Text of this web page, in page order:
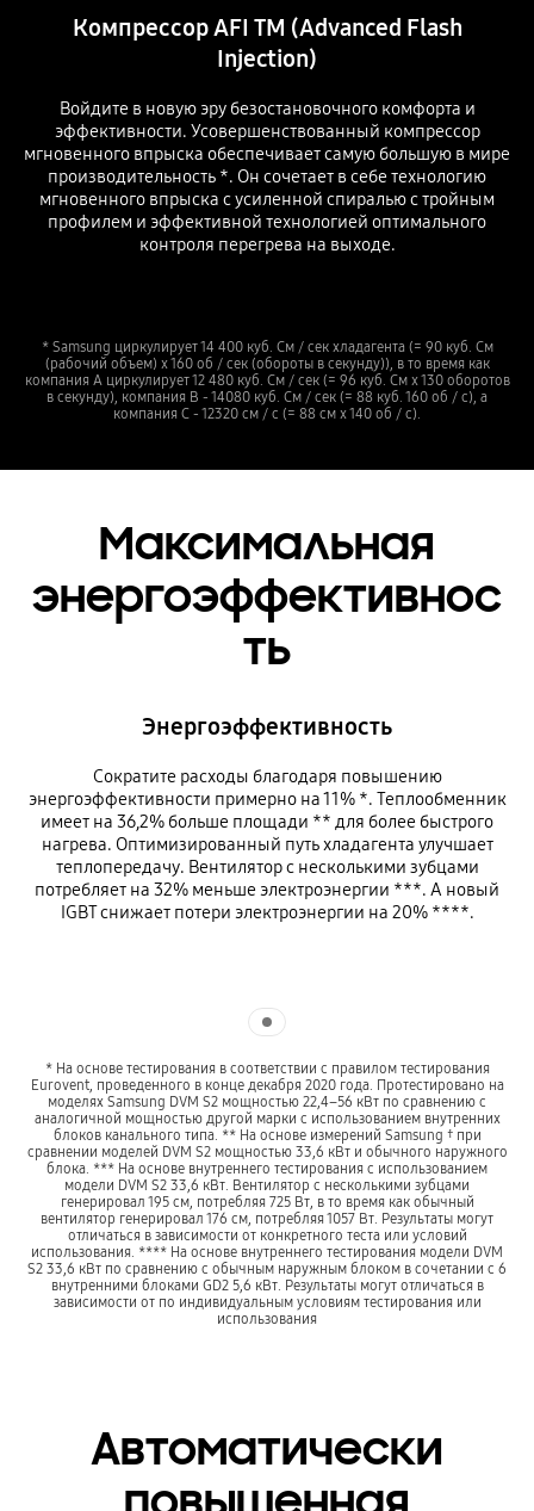
Компрессор AFI TM (Advanced Flash
Injection)
Войдите в новую эру безостановочного комфорта и
эффективности. Усовершенствованный компрессор
мгновенного впрыска обеспечивает самую большую в мире
производительность *. Он сочетает в себе технологию
мгновенного впрыска с усиленной спиралью с тройным
профилем и эффективной технологией оптимального
контроля перегрева на выходе.
* Samsung циркулирует 14 400 куб. См / сек хладагента (= 90 куб. См
(рабочий объем) x 160 об / сек (обороты в секунду)), в то время как
компания A циркулирует 12 480 куб. См / сек (= 96 куб. См x 130 оборотов
в секунду), компания B - 14080 куб. См / сек (= 88 куб. 160 об / с), а
компания C - 12320 см / с (= 88 см x 140 об / с).
Максимальная
энергоэффективнос
ть
Энергоэффективность
Сократите расходы благодаря повышению
энергоэффективности примерно на 11% *. Теплообменник
имеет на 36,2% больше площади ** для более быстрого
нагрева. Оптимизированный путь хладагента улучшает
теплопередачу. Вентилятор с несколькими зубцами
потребляет на 32% меньше электроэнергии ***. А новый
IGBT снижает потери электроэнергии на 20% ****.
* На основе тестирования в соответствии с правилом тестирования
Eurovent, проведенного в конце декабря 2020 года. Протестировано на
моделях Samsung DVM S2 мощностью 22,4–56 кВт по сравнению с
аналогичной мощностью другой марки с использованием внутренних
блоков канального типа. ** На основе измерений Samsung † при
сравнении моделей DVM S2 мощностью 33,6 кВт и обычного наружного
блока. *** На основе внутреннего тестирования с использованием
модели DVM S2 33,6 кВт. Вентилятор с несколькими зубцами
генерировал 195 см, потребляя 725 Вт, в то время как обычный
вентилятор генерировал 176 см, потребляя 1057 Вт. Результаты могут
отличаться в зависимости от конкретного теста или условий
использования. **** На основе внутреннего тестирования модели DVM
S2 33,6 кВт по сравнению с обычным наружным блоком в сочетании с 6
внутренними блоками GD2 5,6 кВт. Результаты могут отличаться в
зависимости от по индивидуальным условиям тестирования или
использования
Автоматически